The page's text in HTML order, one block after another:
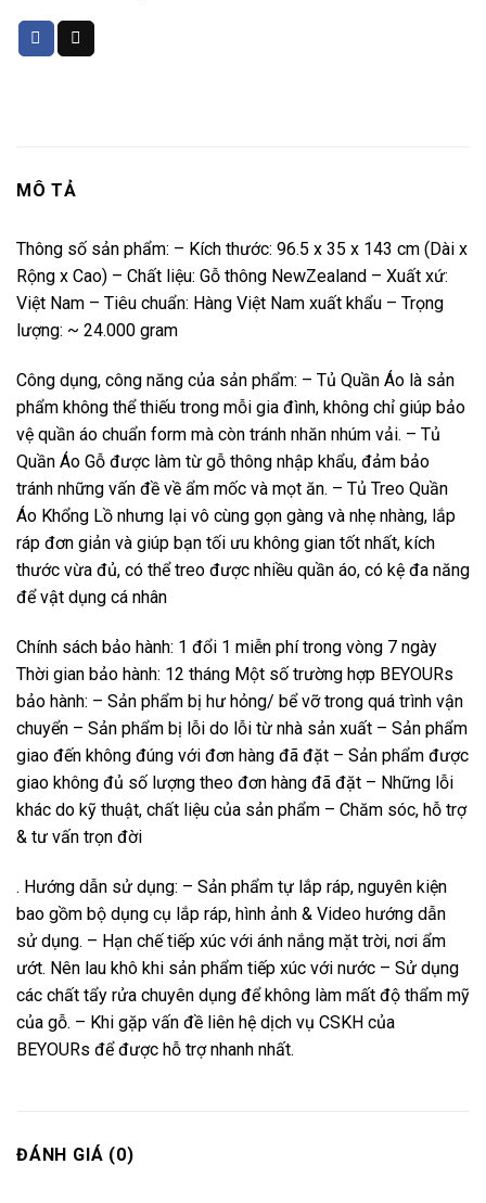
MÔ TẢ
Thông số sản phẩm: – Kích thước: 96.5 x 35 x 143 cm (Dài x
Rộng x Cao) – Chất liệu: Gỗ thông NewZealand – Xuất xứ:
Việt Nam – Tiêu chuẩn: Hàng Việt Nam xuất khẩu – Trọng
lượng: ~ 24.000 gram
Công dụng, công năng của sản phẩm: – Tủ Quần Áo là sản
phẩm không thể thiếu trong mỗi gia đình, không chỉ giúp bảo
vệ quần áo chuẩn form mà còn tránh nhăn nhúm vải. – Tủ
Quần Áo Gỗ được làm từ gỗ thông nhập khẩu, đảm bảo
tránh những vấn đề về ẩm mốc và mọt ăn. – Tủ Treo Quần
Áo Khổng Lồ nhưng lại vô cùng gọn gàng và nhẹ nhàng, lắp
ráp đơn giản và giúp bạn tối ưu không gian tốt nhất, kích
thước vừa đủ, có thể treo được nhiều quần áo, có kệ đa năng
để vật dụng cá nhân
Chính sách bảo hành: 1 đổi 1 miễn phí trong vòng 7 ngày
Thời gian bảo hành: 12 tháng Một số trường hợp BEYOURs
bảo hành: – Sản phẩm bị hư hỏng/ bể vỡ trong quá trình vận
chuyển – Sản phẩm bị lỗi do lỗi từ nhà sản xuất – Sản phẩm
giao đến không đúng với đơn hàng đã đặt – Sản phẩm được
giao không đủ số lượng theo đơn hàng đã đặt – Những lỗi
khác do kỹ thuật, chất liệu của sản phẩm – Chăm sóc, hỗ trợ
& tư vấn trọn đời
. Hướng dẫn sử dụng: – Sản phẩm tự lắp ráp, nguyên kiện
bao gồm bộ dụng cụ lắp ráp, hình ảnh & Video hướng dẫn
sử dụng. – Hạn chế tiếp xúc với ánh nắng mặt trời, nơi ẩm
ướt. Nên lau khô khi sản phẩm tiếp xúc với nước – Sử dụng
các chất tẩy rửa chuyên dụng để không làm mất độ thẩm mỹ
của gỗ. – Khi gặp vấn đề liên hệ dịch vụ CSKH của
BEYOURs để được hỗ trợ nhanh nhất.
ĐÁNH GIÁ (0)